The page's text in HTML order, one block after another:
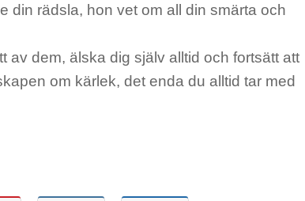
din rädsla, hon vet om all din smärta och
av dem, älska dig själv alltid och fortsätt att
om kärlek, det enda du alltid tar med